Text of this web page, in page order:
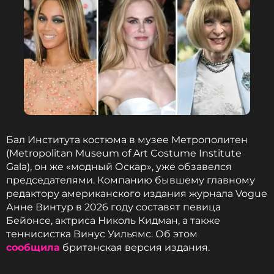
ПОДПИСАТЬСЯ
ССЫЛКА
Бал Института костюма в музее Метрополитен
(Metropolitan Museum of Art Costume Institute
Gala), он же «модный Оскар», уже обзавелся
председателями. Компанию бывшему главному
редактору американского издания журнала Vogue
Анне Винтур в 2026 году составят певица
Бейонсе, актриса Николь Кидман, а также
теннисистка Винус Уильямс. Об этом
сообщила британская версия издания.